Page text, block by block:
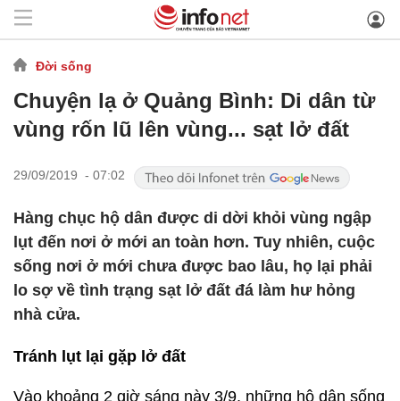
Đời sống
Chuyện lạ ở Quảng Bình: Di dân từ
vùng rốn lũ lên vùng... sạt lở đất
29/09/2019 - 07:02
Hàng chục hộ dân được di dời khỏi vùng ngập
lụt đến nơi ở mới an toàn hơn. Tuy nhiên, cuộc
sống nơi ở mới chưa được bao lâu, họ lại phải
lo sợ về tình trạng sạt lở đất đá làm hư hỏng
nhà cửa.
Tránh lụt lại gặp lở đất
Vào khoảng 2 giờ sáng này 3/9, những hộ dân sống